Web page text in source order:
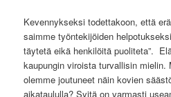
Kevennykseksi todettakoon, että
saimme työntekijöiden
täytetä eikä henkilöitä puoliteta”.
kaupungin viroista turvallisin
olemme joutuneet näin kovien
aikataululla? Syitä on varmasti